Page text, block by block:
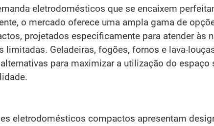
eletrodomésticos que se encaixem
o mercado oferece uma ampla gama de
projetados especificamente para atender às
limitadas. Geladeiras, fogões, fornos e lava-
para maximizar a utilização do espaço
eletrodomésticos compactos apresentam